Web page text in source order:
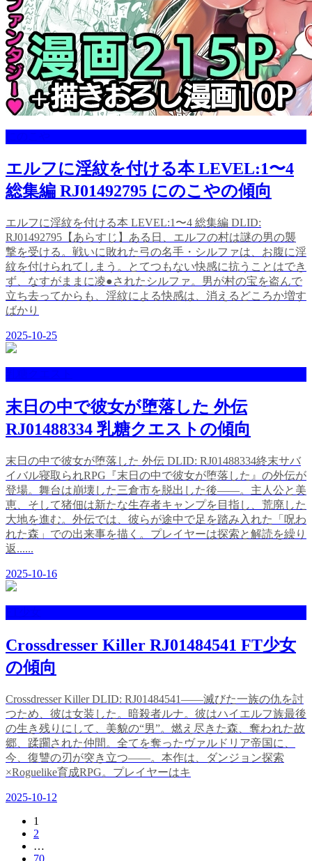
エルフに淫紋を付ける本 LEVEL:1〜4
総集編 RJ01492795 にのこやの傾向
エルフに淫紋を付ける本 LEVEL:1〜4 総集編 DLID:
RJ01492795【あらすじ】ある日、エルフの村は謎の男の襲
撃を受ける。戦いに敗れた弓の名手・シルファは、お腹に淫
紋を付けられてしまう。とてつもない快感に抗うことはでき
ず、なすがままに凌●されたシルファ。男が村の宝を盗んで
立ち去ってからも、淫紋による快感は、消えるどころか増す
ばかり
2025-10-25
末日の中で彼女が堕落した 外伝
RJ01488334 乳糖クエストの傾向
末日の中で彼女が堕落した 外伝 DLID: RJ01488334終末サバ
イバル寝取られRPG『末日の中で彼女が堕落した』の外伝が
登場。舞台は崩壊した三倉市を脱出した後——。主人公と美
恵、そして猪佃は新たな生存者キャンプを目指し、荒廃した
大地を進む。外伝では、彼らが途中で足を踏み入れた「呪わ
れた森」での出来事を描く。プレイヤーは探索と解読を繰り
返......
2025-10-16
Crossdresser Killer RJ01484541 FT少女
の傾向
Crossdresser Killer DLID: RJ01484541――滅びた一族の仇を討
つため、彼は女装した。暗殺者ルナ。彼はハイエルフ族最後
の生き残りにして、美貌の“男”。燃え尽きた森、奪われた故
郷、蹂躙された仲間。全てを奪ったヴァルドリア帝国に、
今、復讐の刃が突き立つ――。本作は、ダンジョン探索
×Roguelike育成RPG。プレイヤーはキ
2025-10-12
1
2
…
70